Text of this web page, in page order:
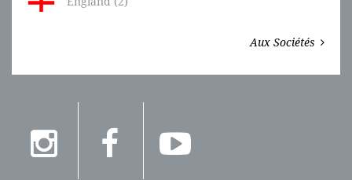
Aux Sociétés